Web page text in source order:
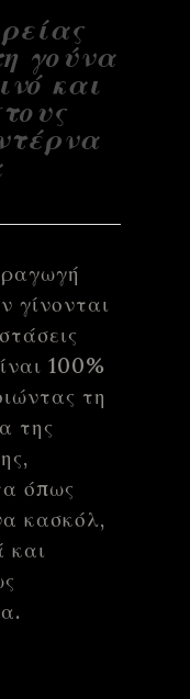
γούνα
και
γίνονται
100%
τη
της
όπως
κασκόλ,
και